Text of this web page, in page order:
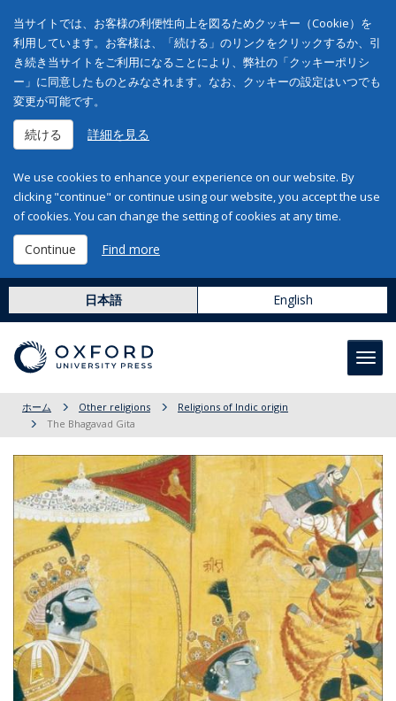
当サイトでは、お客様の利便性向上を図るためクッキー（Cookie）を
利用しています。お客様は、「続ける」のリンクをクリックするか、引
き続き当サイトをご利用になることにより、弊社の「クッキーポリシ
ー」に同意したものとみなされます。なお、クッキーの設定はいつでも
変更が可能です。
続ける 詳細を見る
We use cookies to enhance your experience on our website. By
clicking "continue" or continue using our website, you accept the use
of cookies. You can change the setting of cookies at any time.
Continue Find more
日本語 English
ホーム Other religions
Religions of Indic origin
The Bhagavad Gita